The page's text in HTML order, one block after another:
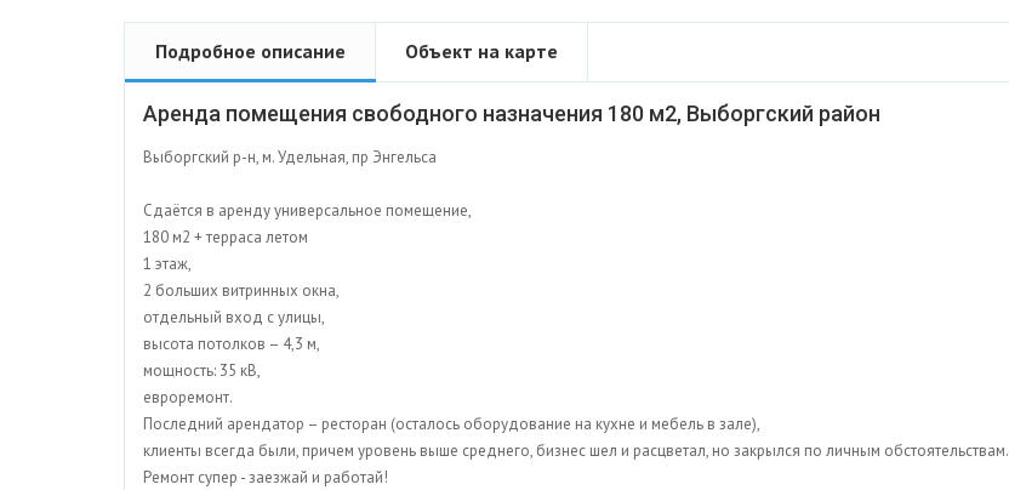
Подробное описание Объект на карте
Аренда помещения свободного назначения 180 м2, Выборгский район
Выборгский р-н, м. Удельная, пр Энгельса
Сдаётся в аренду универсальное помещение,
180 м2 + терраса летом
1 этаж,
2 больших витринных окна,
отдельный вход с улицы,
высота потолков – 4,3 м,
мощность: 35 кВ,
евроремонт.
Последний арендатор – ресторан (осталось оборудование на кухне и мебель в зале),
клиенты всегда были, причем уровень выше среднего, бизнес шел и расцветал, но закрылся по личным обстоятельствам.
Ремонт супер - заезжай и работай!